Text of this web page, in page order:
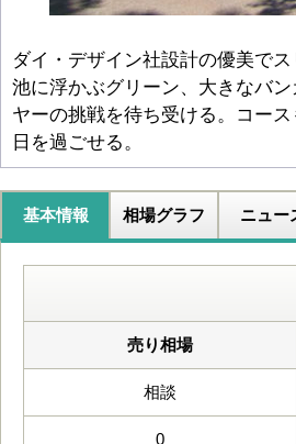
ダイ・デザイン社設計の優美でス
池に浮かぶグリーン、大きなバ
ヤーの挑戦を待ち受ける。コー
日を過ごせる。
基本情報 相場グラフ ニュー
売り相場
相談
0